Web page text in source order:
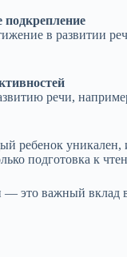
подкрепление
в развитии
речи,
ребенок уникален,
подготовка к
это важный вклад в